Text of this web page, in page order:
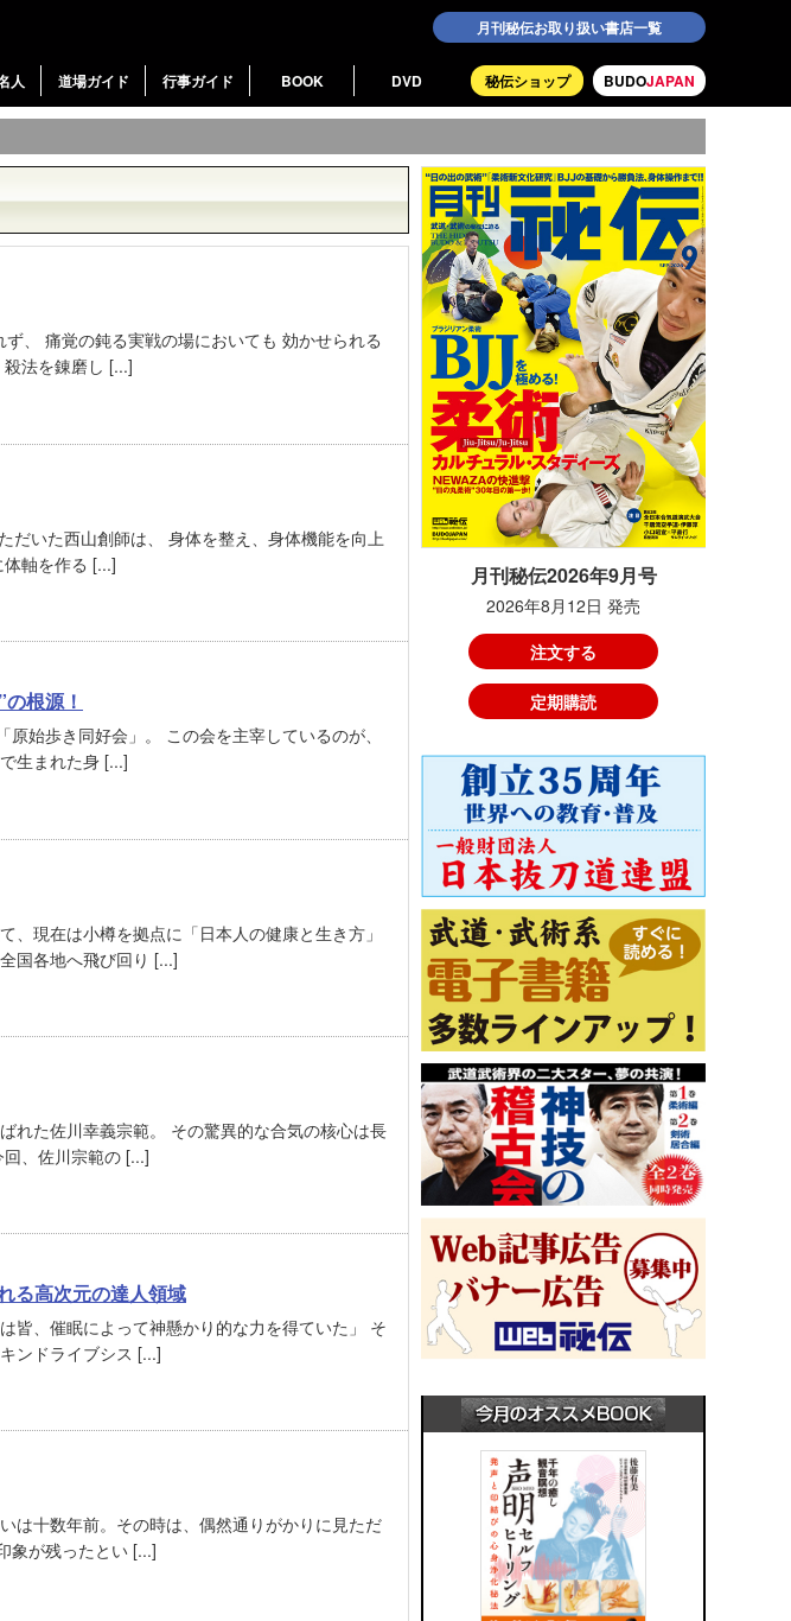
月刊秘伝お取り扱い書店一覧
BUDOJAPAN
秘伝ショップ
人 道場ガイド 行事ガイド BOOK DVD
、 痛覚の鈍る実戦の場においても 効かせられる
法を錬磨し [...]
だいた西山創師は、 身体を整え、身体機能を向上
軸を作る [...]
根源！
始歩き同好会」。 この会を主宰しているのが、
生まれた身 [...]
、現在は小樽を拠点に「日本人の健康と生き方」
国各地へ飛び回り [...]
れた佐川幸義宗範。 その驚異的な合気の核心は長
、佐川宗範の [...]
る高次元の達人領域
皆、催眠によって神懸かり的な力を得ていた」 そ
ンドライブシス [...]
は十数年前。その時は、偶然通りがかりに見ただ
象が残ったとい [...]
月刊秘伝2026年9月号
2026年8月12日 発売
注文する
定期購読